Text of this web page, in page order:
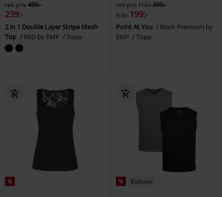
rek-pris 499:-
239:-
2 in 1 Double Layer Stripe Mesh
Top
RED by EMP Topp
rek-pris Från399:-
Från 199:-
Point At You
Black Premium by
EMP
Topp
% % Exklusiv